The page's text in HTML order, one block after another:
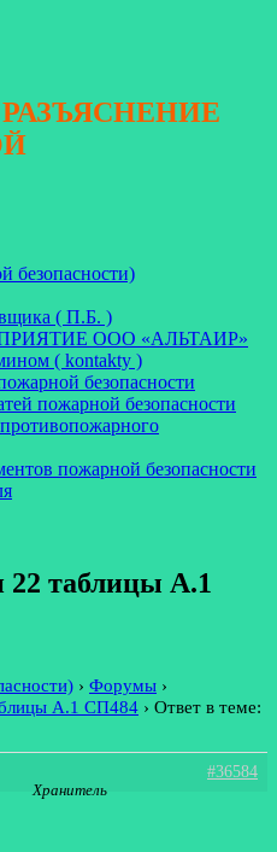
безопасности)
( П.Б. )
ООО «АЛЬТАИР»
( kontakty )
безопасности
пожарной безопасности
пожарной безопасности
22 таблицы А.1
› Форумы ›
А.1 СП484 › Ответ в теме:
#36584
Хранитель